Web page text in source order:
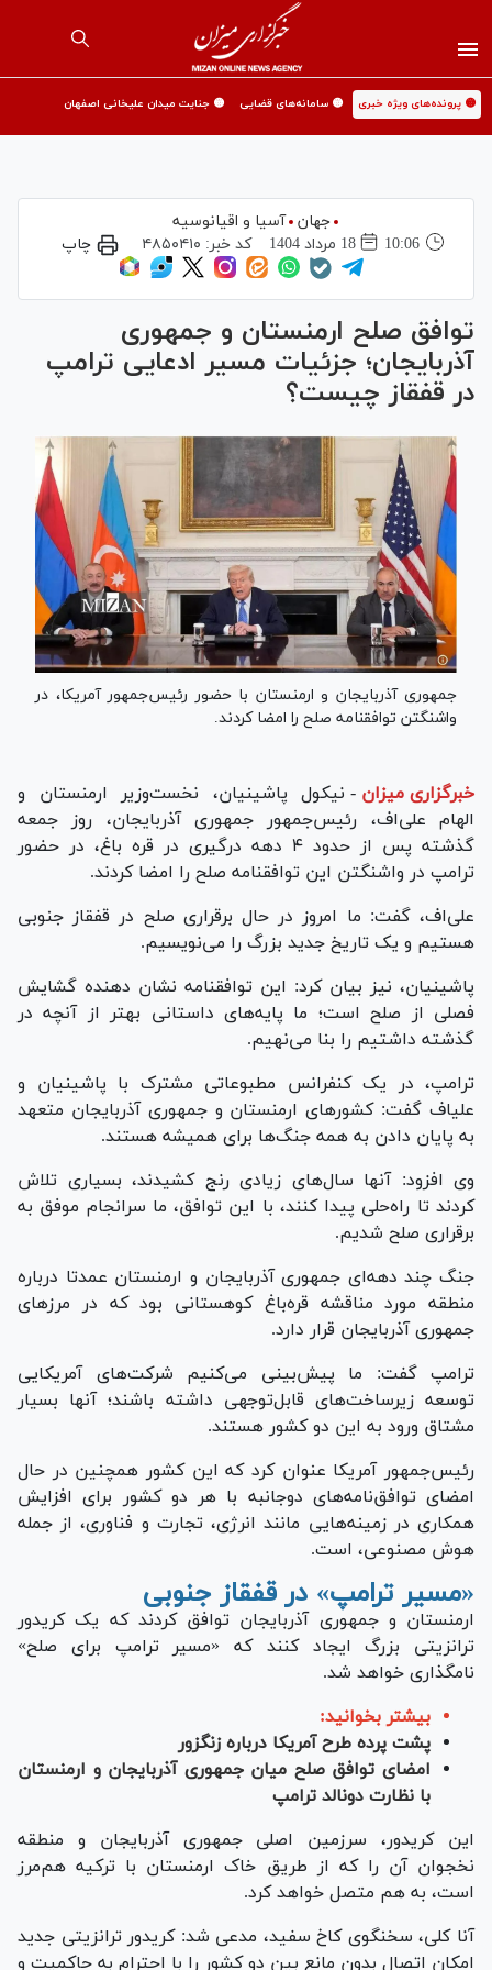
🟡 پرونده‌های ویژه خبری 🟡 سامانه‌های قضایی 🟡 جنایت میدان علیخانی اصفهان
جهان
آسیا و اقیانوسیه
10:06
18 مرداد 1404 کد خبر: ۴۸۵۰۴۱۰ چاپ
توافق صلح ارمنستان و جمهوری
آذربایجان؛ جزئیات مسیر ادعایی ترامپ
در قفقاز چیست؟
جمهوری آذربایجان و ارمنستان با حضور رئیس‌جمهور آمریکا، در
واشنگتن توافقنامه صلح را امضا کردند.
خبرگزاری میزان - نیکول پاشینیان، نخست‌وزیر ارمنستان و
الهام علی‌اف، رئیس‌جمهور جمهوری آذربایجان، روز جمعه
گذشته پس از حدود ۴ دهه درگیری در قره باغ، در حضور
ترامپ در واشنگتن این توافقنامه صلح را امضا کردند.
علی‌اف، گفت: ما امروز در حال برقراری صلح در قفقاز جنوبی
هستیم و یک تاریخ جدید بزرگ را می‌نویسیم.
پاشینیان، نیز بیان کرد: این توافقنامه نشان دهنده گشایش
فصلی از صلح است؛ ما پایه‌های داستانی بهتر از آنچه در
گذشته داشتیم را بنا می‌نهیم.
ترامپ، در یک کنفرانس مطبوعاتی مشترک با پاشینیان و
علی‎اف گفت: کشور‌های ارمنستان و جمهوری آذربایجان متعهد
به پایان دادن به همه جنگ‌ها برای همیشه هستند.
وی افزود: آنها سال‌های زیادی رنج کشیدند، بسیاری تلاش
کردند تا راه‌حلی پیدا کنند، با این توافق، ما سرانجام موفق به
برقراری صلح شدیم.
جنگ چند دهه‌ای جمهوری آذربایجان و ارمنستان عمدتا درباره
منطقه مورد مناقشه قره‌باغ کوهستانی بود که در مرز‌های
جمهوری آذربایجان قرار دارد.
ترامپ گفت: ما پیش‌بینی می‌کنیم شرکت‌های آمریکایی
توسعه زیرساخت‌های قابل‌توجهی داشته باشند؛ آنها بسیار
مشتاق ورود به این دو کشور هستند.
رئیس‌جمهور آمریکا عنوان کرد که این کشور همچنین در حال
امضای توافق‌نامه‌های دوجانبه با هر دو کشور برای افزایش
همکاری در زمینه‌هایی مانند انرژی، تجارت و فناوری، از جمله
هوش مصنوعی، است.
«مسیر ترامپ» در قفقاز جنوبی
ارمنستان و جمهوری آذربایجان توافق کردند که یک کریدور
ترانزیتی بزرگ ایجاد کنند که «مسیر ترامپ برای صلح»
نامگذاری خواهد شد.
بیشتر بخوانید:
پشت پرده طرح آمریکا درباره زنگزور
امضای توافق صلح میان جمهوری آذربایجان و ارمنستان
با نظارت دونالد ترامپ
این کریدور، سرزمین اصلی جمهوری آذربایجان و منطقه
نخجوان آن را که از طریق خاک ارمنستان با ترکیه هم‌مرز
است، به هم متصل خواهد کرد.
آنا کلی، سخنگوی کاخ سفید، مدعی شد: کریدور ترانزیتی جدید
امکان اتصال بدون مانع بین دو کشور را با احترام به حاکمیت و